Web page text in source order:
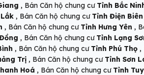
, Bán Căn hộ chung cư Tỉnh Bắc
, Bán Căn hộ chung cư Tỉnh Điện Biên
, Bán Căn hộ chung cư Tỉnh Hưng Yên ,
, Bán Căn hộ chung cư Tỉnh Lạng
, Bán Căn hộ chung cư Tỉnh Phú Thọ ,
Trị , Bán Căn hộ chung cư Tỉnh Sơn
Hoá , Bán Căn hộ chung cư Tỉnh